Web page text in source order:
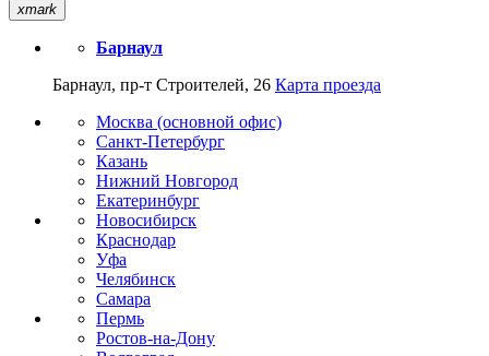
xmark
Барнаул
Барнаул, пр-т Строителей, 26 Карта проезда
Москва (основной офис)
Санкт-Петербург
Казань
Нижний Новгород
Екатеринбург
Новосибирск
Краснодар
Уфа
Челябинск
Самара
Пермь
Ростов-на-Дону